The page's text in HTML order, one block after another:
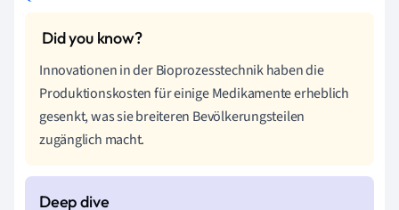
Innovationen in der Bioprozesstechnik haben die
Produktionskosten für einige Medikamente erheblich
gesenkt, was sie breiteren Bevölkerungsteilen
zugänglich macht.